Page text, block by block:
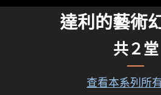
達利的藝術
共２堂
查看本系列所